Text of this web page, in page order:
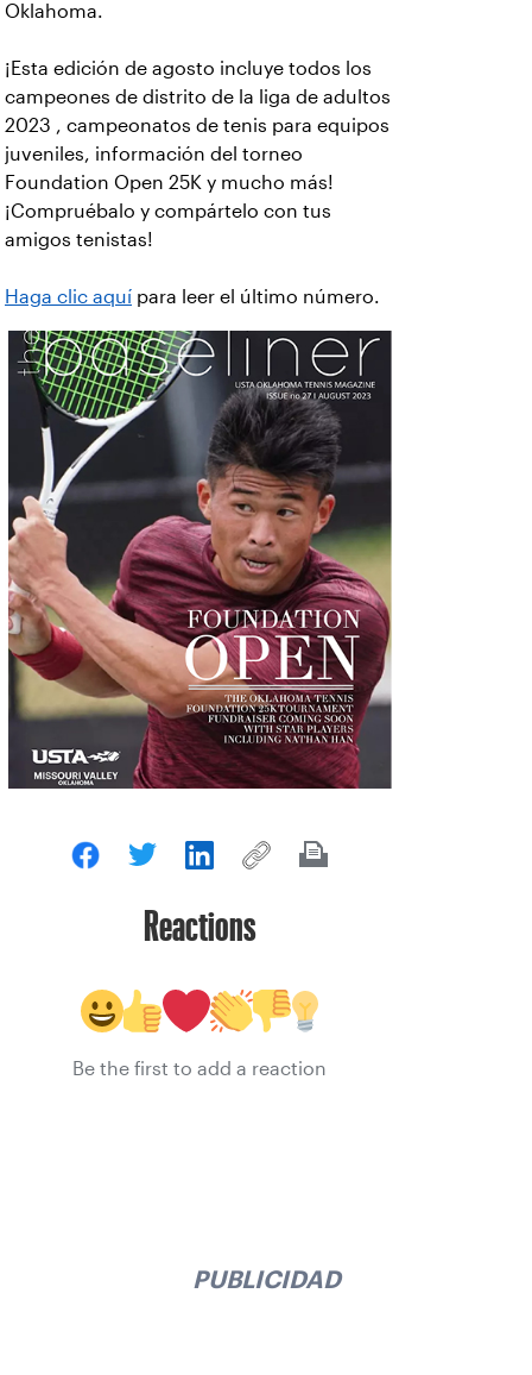
Oklahoma.
¡Esta edición de agosto incluye todos los
campeones de distrito de la liga de adultos
2023 , campeonatos de tenis para equipos
juveniles, información del torneo
Foundation Open 25K y mucho más!
¡Compruébalo y compártelo con tus
amigos tenistas!
Haga clic aquí para leer el último número.
Reactions
Be the first to add a reaction
PUBLICIDAD